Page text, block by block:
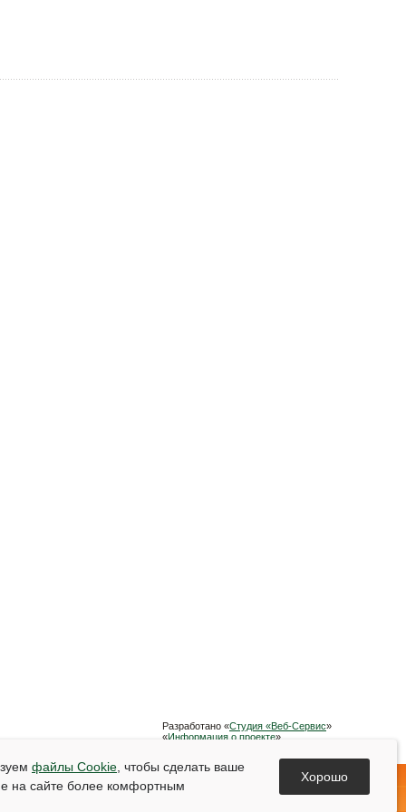
Разработано «Студия «Веб-Сервис»
«Информация о проекте»
файлы Cookie , чтобы сделать ваше
на сайте более комфортным
Хорошо